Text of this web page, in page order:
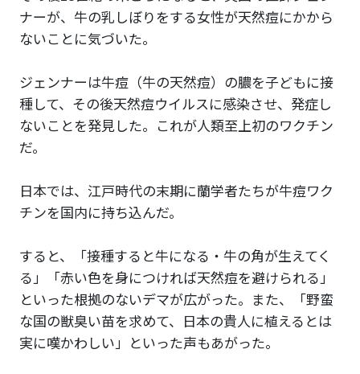
ナーが、牛の乳しぼりをする女性が天然痘にかから
ないことに気づいた。
ジェンナーは牛痘（牛の天然痘）の膿を子どもに接
種して、その後天然痘ウイルスに感染させ、発症し
ないことを発見した。これが人類至上初のワクチン
だ。
日本では、江戸時代の末期に蘭学者たちが牛痘ワク
チンを国内に持ち込んだ。
すると、「接種すると牛になる・牛の角が生えてく
る」「赤い色を身につければ天然痘を避けられる」
といった根拠のないデマが広がった。また、「野蛮
な国の獣臭い苗を求めて、日本の貴人に植えるとは
実に嘆かわしい」といった声もあがった。